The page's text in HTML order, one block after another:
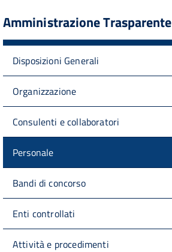
Amministrazione Trasparente
Disposizioni Generali
Organizzazione
Consulenti e collaboratori
Personale
Bandi di concorso
Enti controllati
Attività e procedimenti